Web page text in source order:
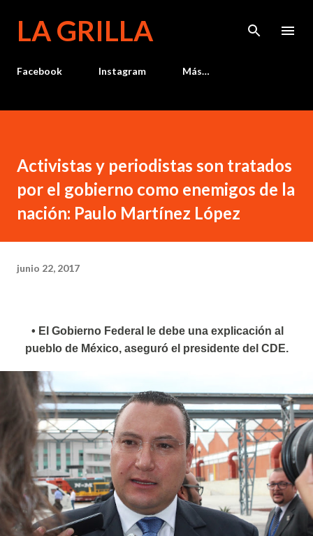
LA GRILLA
Facebook Instagram Más…
Activistas y periodistas son tratados
por el gobierno como enemigos de la
nación: Paulo Martínez López
junio 22, 2017
• El Gobierno Federal le debe una explicación al
pueblo de México, aseguró el presidente del CDE.